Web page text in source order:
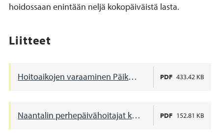
hoidossaan enintään neljä kokopäiväistä lasta.
Liitteet
Hoitoaikojen varaaminen Päikyssä PDF 433.42 KB
Naantalin perhepäivähoitajat kartalla PDF 152.81 KB